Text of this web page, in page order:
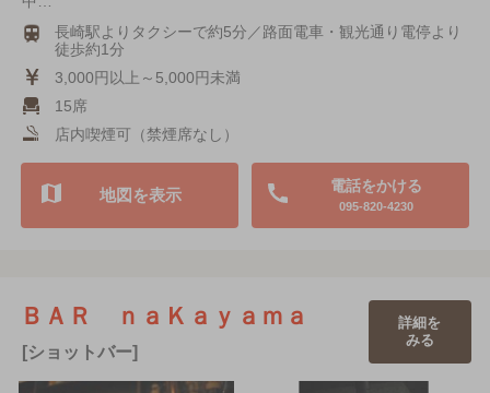
長崎駅よりタクシーで約5分／路面電車・観光通り電停より
徒歩約1分
3,000円以上～5,000円未満
15席
店内喫煙可（禁煙席なし）
電話をかける
095-820-4230
地図を表示
ＢＡＲ ｎａＫａｙａｍａ
[ショットバー]
詳細を
みる